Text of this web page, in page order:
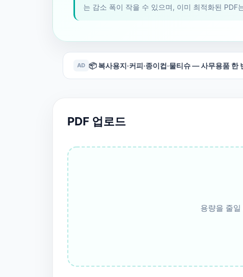
는 감소 폭이 작을 수 있으며, 이미 최적화된 PDF
AD 📦 복사용지·커피·종이컵·물티슈 — 사무용품 한
PDF 업로드
용량을 줄